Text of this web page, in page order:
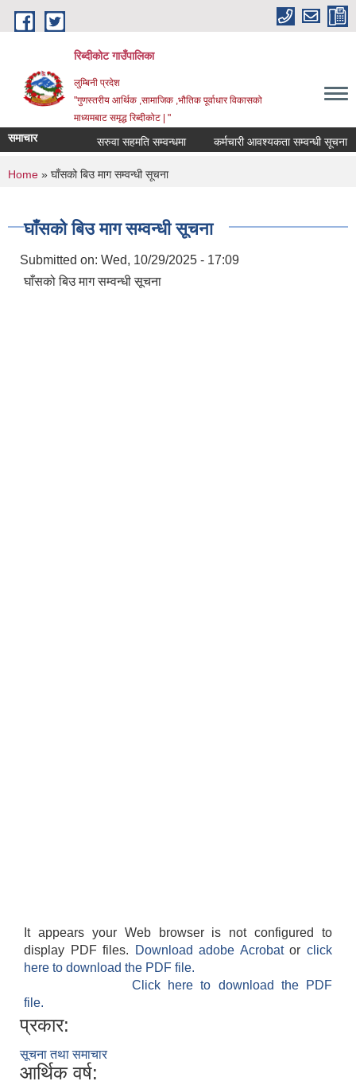
Skip to main content
रिब्दीकोट गाउँपालिका
लुम्बिनी प्रदेश
"गुणस्तरीय आर्थिक ,सामाजिक ,भौतिक पूर्वाधार विकासको
माध्यमबाट समृद्ध रिब्दीकोट | "
समाचार सरुवा सहमति सम्वन्धमा कर्मचारी आवश्यकता सम्वन्धी सूचना
You are here
Home » घाँसको बिउ माग सम्वन्धी सूचना
घाँसको बिउ माग सम्वन्धी सूचना
Submitted on: Wed, 10/29/2025 - 17:09
घाँसको बिउ माग सम्वन्धी सूचना
It appears your Web browser is not configured to
display PDF files.
Download adobe Acrobatorclick
here to download the PDF file.
Click here to download the PDF
file.
प्रकार:
सूचना तथा समाचार
आर्थिक वर्ष: